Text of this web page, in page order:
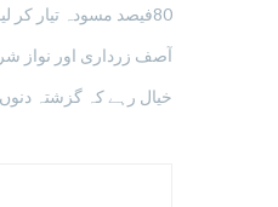
80فیصد مسودہ تیار کر لیا ہے، جلد مزاکراتی ٹیم کے حوالے کر دیں گے۔
آصف زرداری اور نواز
خیال رہے کہ گزشتہ